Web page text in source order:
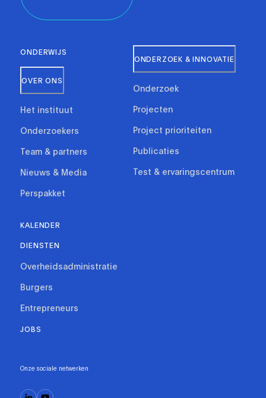
ONDERWIJS
OVER ONS
Het instituut
Onderzoekers
Team & partners
Nieuws & Media
Perspakket
ONDERZOEK & INNOVATIE
Onderzoek
Projecten
Project prioriteiten
Publicaties
Test & ervaringscentrum
KALENDER
DIENSTEN
Overheidsadministratie
Burgers
Entrepreneurs
JOBS
Onze sociale netwerken